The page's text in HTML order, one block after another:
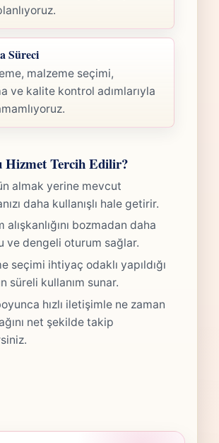
Süreci
malzeme seçimi,
ve kalite kontrol adımlarıyla
Hizmet Tercih Edilir?
almak yerine mevcut
daha kullanışlı hale getirir.
alışkanlığını bozmadan daha
ve dengeli oturum sağlar.
seçimi ihtiyaç odaklı yapıldığı
süreli kullanım sunar.
hızlı iletişimle ne zaman
net şekilde takip